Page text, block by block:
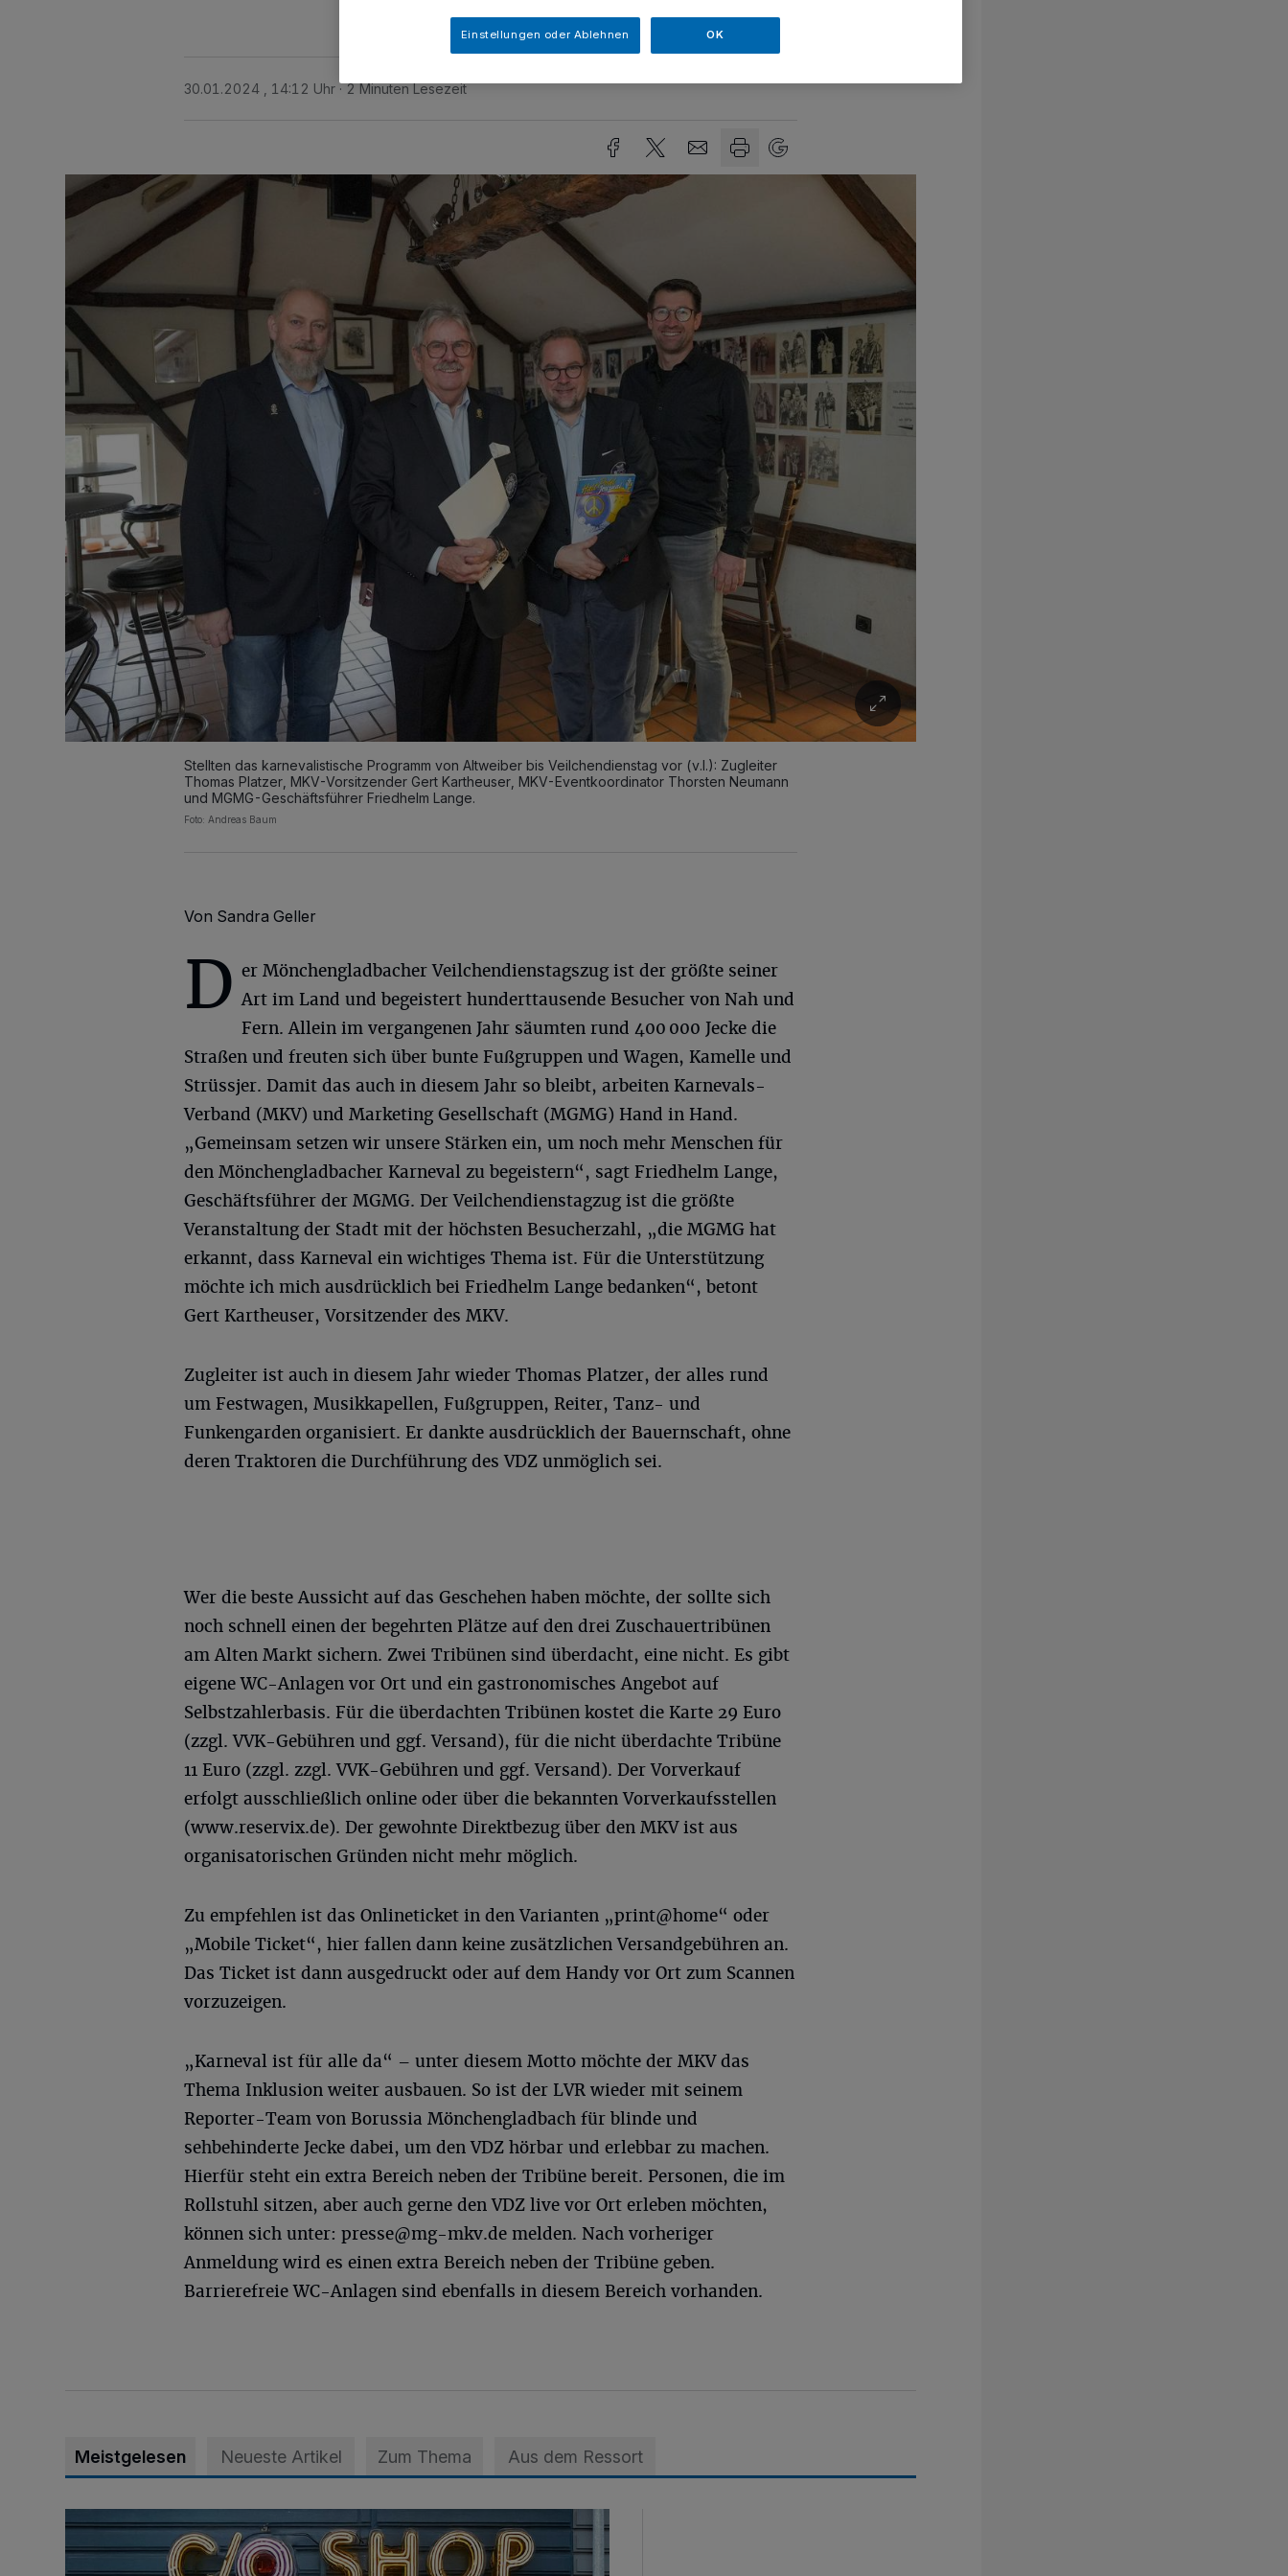
30.01.2024 , 14:12 Uhr 2 Minuten Lesezeit
Stellten das karnevalistische Programm von Altweiber bis Veilchendienstag vor (v.l.): Zugleiter
Thomas Platzer, MKV-Vorsitzender Gert Kartheuser, MKV-Eventkoordinator Thorsten Neumann
und MGMG-Geschäftsführer Friedhelm Lange.
Foto: Andreas Baum
Von Sandra Geller
D er Mönchengladbacher Veilchendienstagszug ist der größte seiner
Art im Land und begeistert hunderttausende Besucher von Nah und
Fern. Allein im vergangenen Jahr säumten rund 400 000 Jecke die
Straßen und freuten sich über bunte Fußgruppen und Wagen, Kamelle und
Strüssjer. Damit das auch in diesem Jahr so bleibt, arbeiten Karnevals-
Verband (MKV) und Marketing Gesellschaft (MGMG) Hand in Hand.
„Gemeinsam setzen wir unsere Stärken ein, um noch mehr Menschen für
den Mönchengladbacher Karneval zu begeistern“, sagt Friedhelm Lange,
Geschäftsführer der MGMG. Der Veilchendienstagzug ist die größte
Veranstaltung der Stadt mit der höchsten Besucherzahl, „die MGMG hat
erkannt, dass Karneval ein wichtiges Thema ist. Für die Unterstützung
möchte ich mich ausdrücklich bei Friedhelm Lange bedanken“, betont
Gert Kartheuser, Vorsitzender des MKV.
Zugleiter ist auch in diesem Jahr wieder Thomas Platzer, der alles rund
um Festwagen, Musikkapellen, Fußgruppen, Reiter, Tanz- und
Funkengarden organisiert. Er dankte ausdrücklich der Bauernschaft, ohne
deren Traktoren die Durchführung des VDZ unmöglich sei.
Wer die beste Aussicht auf das Geschehen haben möchte, der sollte sich
noch schnell einen der begehrten Plätze auf den drei Zuschauertribünen
am Alten Markt sichern. Zwei Tribünen sind überdacht, eine nicht. Es gibt
eigene WC-Anlagen vor Ort und ein gastronomisches Angebot auf
Selbstzahlerbasis. Für die überdachten Tribünen kostet die Karte 29 Euro
(zzgl. VVK-Gebühren und ggf. Versand), für die nicht überdachte Tribüne
11 Euro (zzgl. zzgl. VVK-Gebühren und ggf. Versand). Der Vorverkauf
erfolgt ausschließlich online oder über die bekannten Vorverkaufsstellen
(www.reservix.de). Der gewohnte Direktbezug über den MKV ist aus
organisatorischen Gründen nicht mehr möglich.
Zu empfehlen ist das Onlineticket in den Varianten „print@home“ oder
„Mobile Ticket“, hier fallen dann keine zusätzlichen Versandgebühren an.
Das Ticket ist dann ausgedruckt oder auf dem Handy vor Ort zum Scannen
vorzuzeigen.
„Karneval ist für alle da“ – unter diesem Motto möchte der MKV das
Thema Inklusion weiter ausbauen. So ist der LVR wieder mit seinem
Reporter-Team von Borussia Mönchengladbach für blinde und
sehbehinderte Jecke dabei, um den VDZ hörbar und erlebbar zu machen.
Hierfür steht ein extra Bereich neben der Tribüne bereit. Personen, die im
Rollstuhl sitzen, aber auch gerne den VDZ live vor Ort erleben möchten,
können sich unter: presse@mg-mkv.de melden. Nach vorheriger
Anmeldung wird es einen extra Bereich neben der Tribüne geben.
Barrierefreie WC-Anlagen sind ebenfalls in diesem Bereich vorhanden.
Meistgelesen Neueste Artikel Zum Thema Aus dem Ressort
Parc/ours gestrichen – wegen Haushaltssperre
Einstellungen oder Ablehnen OK